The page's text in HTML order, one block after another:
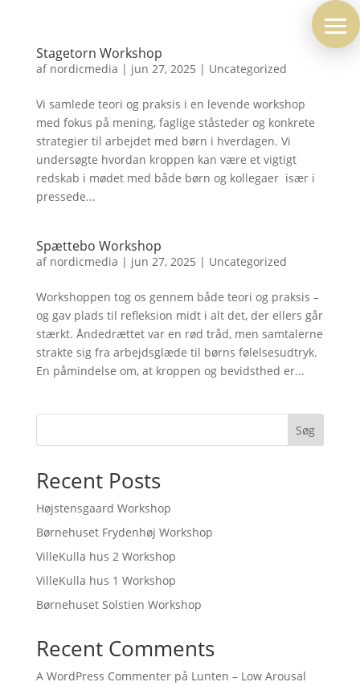
Stagetorn Workshop
af nordicmedia | jun 27, 2025 | Uncategorized
Vi samlede teori og praksis i en levende workshop
med fokus på mening, faglige ståsteder og konkrete
strategier til arbejdet med børn i hverdagen. Vi
undersøgte hvordan kroppen kan være et vigtigt
redskab i mødet med både børn og kollegaer  især i
pressede...
Spættebo Workshop
af nordicmedia | jun 27, 2025 | Uncategorized
Workshoppen tog os gennem både teori og praksis –
og gav plads til refleksion midt i alt det, der ellers går
stærkt. Åndedrættet var en rød tråd, men samtalerne
strakte sig fra arbejdsglæde til børns følelsesudtryk.
En påmindelse om, at kroppen og bevidsthed er...
Søg
Recent Posts
Højstensgaard Workshop
Børnehuset Frydenhøj Workshop
VilleKulla hus 2 Workshop
VilleKulla hus 1 Workshop
Børnehuset Solstien Workshop
Recent Comments
A WordPress Commenterpå Lunten – Low Arousal